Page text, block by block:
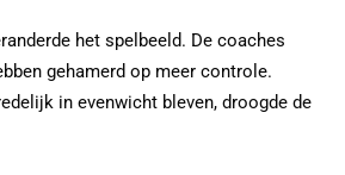
het spelbeeld. De coaches
gehamerd op meer controle.
in evenwicht bleven, droogde de